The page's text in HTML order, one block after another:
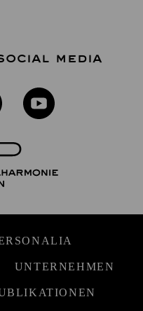
MEDIA
UNTERNEHMEN